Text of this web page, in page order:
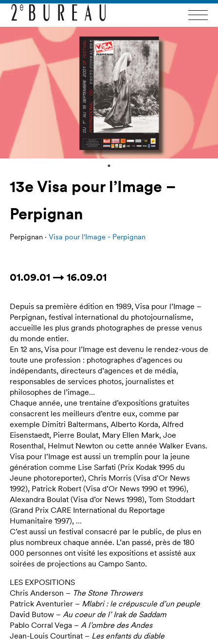
13e Visa pour l’Image –
Perpignan
Perpignan · Visa pour l'Image - Perpignan
01.09.01 → 16.09.01
Depuis sa première édition en 1989, Visa pour l’Image –
Perpignan, festival international du photojournalisme,
accueille les plus grands photographes de presse venus
du monde entier.
En 12 ans, Visa pour l’Image est devenu le rendez-vous de
toute une profession : photographes d’agences ou
indépendants, directeurs d’agences et de média,
responsables de services photos, journalistes et
philosophes de l’image…
Chaque année, une trentaine d’expositions gratuites
consacrent les meilleurs d’entre eux, comme par
exemple Dimitri Baltermans, Alberto Korda, Alfred
Eisenstaedt, Pierre Boulat, Mary Ellen Mark, Joe
Rosenthal, Helmut Newton ou cette année Walker Evans.
Visa pour l’Image est aussi un tremplin pour la jeune
génération comme Lise Sarfati (Prix Kodak 1995 du
Jeune photoreporter), Chris Morris (Visa d’Or News
1992), Patrick Robert (Visa d’Or News 1990 et 1996),
Alexandra Boulat (Visa d’or News 1998), Tom Stoddart
(Grand Prix CARE International du Reportage
Humanitaire 1997), …
C’est aussi un festival consacré par le public, de plus en
plus nombreux chaque année. L’an passé, près de 180
000 personnes ont visité les expositions et assisté aux
soirées de projections au Campo Santo.
LES EXPOSITIONS
Chris Anderson – The Stone Throwers
Patrick Aventurier – Mlabri : le crépuscule d’un peuple
David Butow – Au coeur de l’ Irak de Saddam
Pablo Corral Vega – A l’ombre des Andes
Jean-Louis Courtinat – Les enfants du diable